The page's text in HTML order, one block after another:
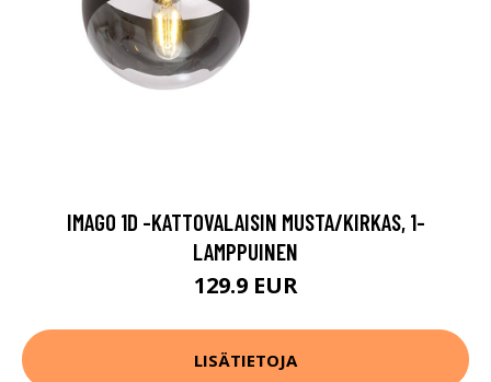
IMAGO 1D -KATTOVALAISIN MUSTA/KIRKAS, 1-
LAMPPUINEN
129.9 EUR
LISÄTIETOJA